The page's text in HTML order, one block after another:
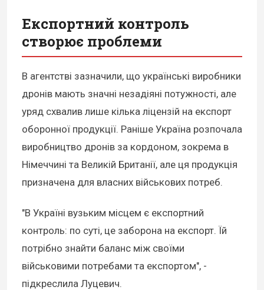
Експортний контроль
створює проблеми
В агентстві зазначили, що українські виробники
дронів мають значні незадіяні потужності, але
уряд схвалив лише кілька ліцензій на експорт
оборонної продукції. Раніше Україна розпочала
виробництво дронів за кордоном, зокрема в
Німеччині та Великій Британії, але ця продукція
призначена для власних військових потреб.
"В Україні вузьким місцем є експортний
контроль: по суті, це заборона на експорт. Їй
потрібно знайти баланс між своїми
військовими потребами та експортом", -
підкреслила Луцевич.